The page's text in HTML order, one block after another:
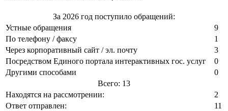
За 2026 год поступило обращений:
Устные обращения
9
По телефону / факсу
1
Через корпоративный сайт / эл. почту
3
Посредством Единого портала интерактивных гос. услуг
0
Другими способами
0
Всего: 13
Находятся на рассмотрении:
2
Ответ отправлен:
11